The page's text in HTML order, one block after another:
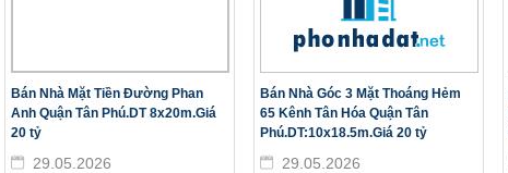
Bán Nhà Mặt Tiền Đường Phan
Anh Quận Tân Phú.DT 8x20m.Giá
20 tỷ
29.05.2026
Bán Nhà Góc 3 Mặt Thoáng Hẻm
65 Kênh Tân Hóa Quận Tân
Phú.DT:10x18.5m.Giá 20 tỷ
29.05.2026